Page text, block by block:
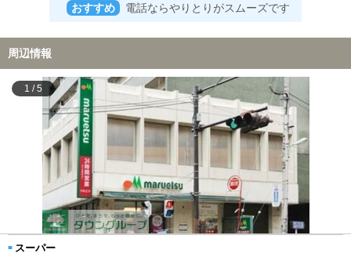
おすすめ 電話ならやりとりがスムーズです
周辺情報
1 /5
スーパー